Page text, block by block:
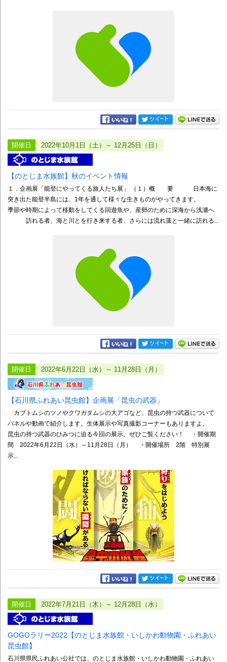
開催日 2022年10月1日（土）～ 12月25日（日）
【のとじま水族館】秋のイベント情報
１．企画展「能登にやってくる旅人たち展」 （１）概 要 日本海に
突き出た能登半島には、1年を通して様々な生きものがやってきます。
季節や時期によって移動をしてくる回遊魚や、産卵のために深海から浅瀬へ
訪れる者、海と川とを行き来する者、さらには流れ藻と一緒に訪れる...
開催日 2022年6月22日（水）～ 11月28日（月）
【石川県ふれあい昆虫館】企画展「昆虫の武器」
カブトムシのツノやクワガタムシの大アゴなど、昆虫の持つ武器について
パネルや動画で紹介します。生体展示や写真撮影コーナーもありますよ。
昆虫の持つ武器のひみつに迫る今回の展示。ぜひご覧ください！ ・開催期
間 2022年6月22日（水）～11月28日（月） ・開催場所 2階 特別展
示...
開催日 2022年7月21日（木）～ 12月28日（水）
GOGOラリー2022【のとじま水族館・いしかわ動物園・ふれあい
昆虫館】
石川県県民ふれあい公社では、のとじま水族館・いしかわ動物園・ふれあい